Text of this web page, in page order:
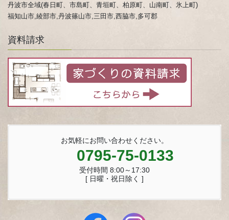
丹波市全域(春日町、市島町、青垣町、柏原町、山南町、氷上町)
福知山市,綾部市,丹波篠山市,三田市,西脇市,多可郡
資料請求
お気軽にお問い合わせください。
0795-75-0133
受付時間 8:00～17:30
[ 日曜・祝日除く ]